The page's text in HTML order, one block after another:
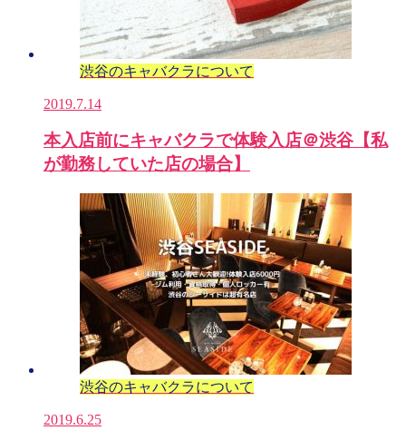
渋谷のキャバクラについて
2019.7.14
本入店前にキャバクラで体験入店＠渋谷【私
が勤務していた店の場合】
渋谷のキャバクラについて
2019.6.25